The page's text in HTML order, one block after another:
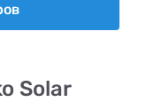
Solar